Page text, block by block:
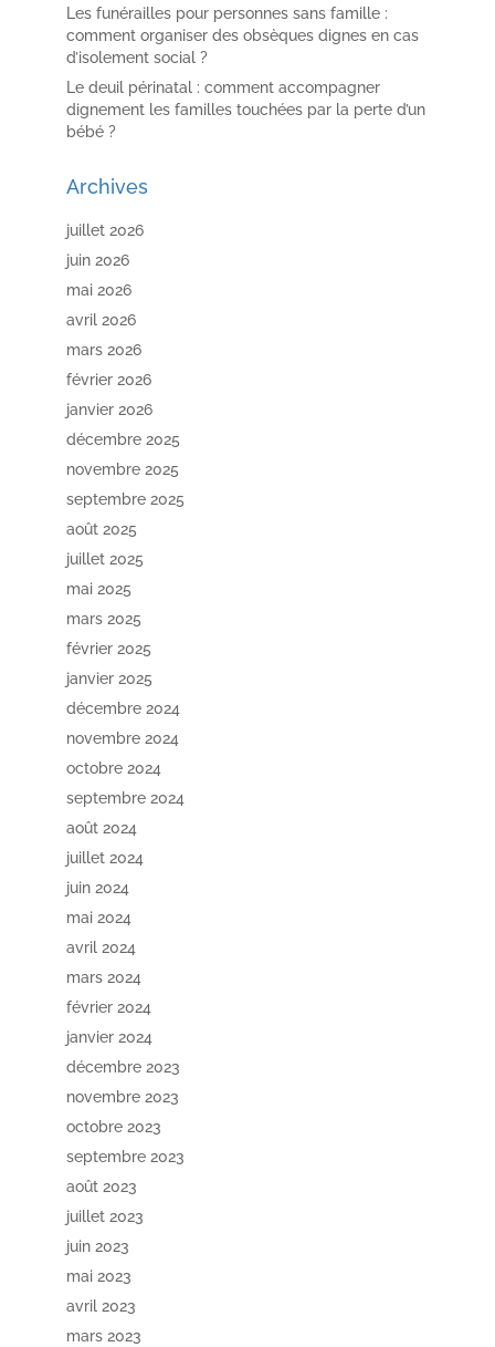
Les funérailles pour personnes sans famille :
comment organiser des obsèques dignes en cas
d’isolement social ?
Le deuil périnatal : comment accompagner
dignement les familles touchées par la perte d’un
bébé ?
Archives
juillet 2026
juin 2026
mai 2026
avril 2026
mars 2026
février 2026
janvier 2026
décembre 2025
novembre 2025
septembre 2025
août 2025
juillet 2025
mai 2025
mars 2025
février 2025
janvier 2025
décembre 2024
novembre 2024
octobre 2024
septembre 2024
août 2024
juillet 2024
juin 2024
mai 2024
avril 2024
mars 2024
février 2024
janvier 2024
décembre 2023
novembre 2023
octobre 2023
septembre 2023
août 2023
juillet 2023
juin 2023
mai 2023
avril 2023
mars 2023